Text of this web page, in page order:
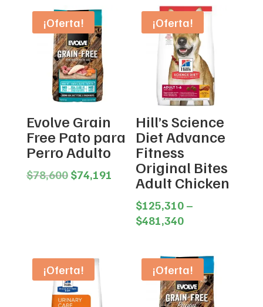
¡Oferta!
Evolve Grain
Free Pato para
Perro Adulto
$78,600 Original
$74,191 Current
price
$74,191.
¡Oferta!
Hill’s Science
Diet Advance
Fitness
Original Bites
Adult Chicken
$125,310 –
$481,340Price
through
$481,340
¡Oferta! ¡Oferta!